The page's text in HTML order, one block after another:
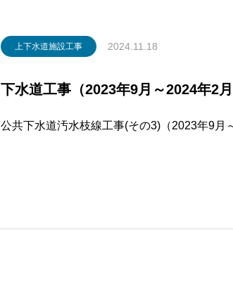
上下水道施設工事 2024.11.18
下水道工事（2023年9月～2024年2月
公共下水道汚水枝線工事(その3)（2023年9月